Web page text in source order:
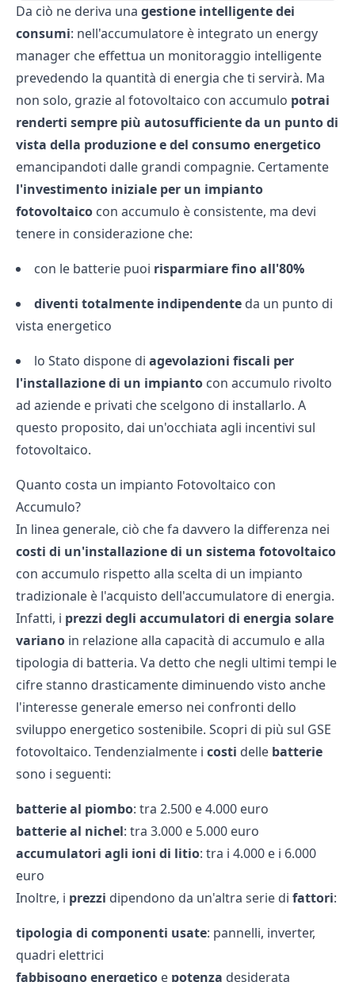
Da ciò ne deriva una gestione intelligentedei
consumi: nell'accumulatore è integrato un energy
manager che effettua un monitoraggio intelligente
prevedendo la quantità di energia che ti servirà. Ma
non solo, grazie al fotovoltaico con accumulo potrai
renderti sempre più autosufficienteda un puntodi
vista della produzioneedel consumoenergetico
emancipandoti dalle grandi compagnie. Certamente
l'investimento iniziale per un impianto
fotovoltaico con accumulo è consistente, ma devi
tenere in considerazione che:
con le batterie puoi risparmiarefinoall'80%
diventi totalmente indipendente da un punto di
vista energetico
lo Stato dispone di agevolazioni fiscali per
l'installazionedi un impianto con accumulo rivolto
ad aziende e privati che scelgono di installarlo. A
questo proposito, dai un'occhiata agli incentivi sul
fotovoltaico.
Quanto costa un impianto Fotovoltaico con
Accumulo?
In linea generale, ciò che fa davvero la differenza nei
costi di un'installazionedi un sistema fotovoltaico
con accumulo rispetto alla scelta di un impianto
tradizionale è l'acquisto dell'accumulatore di energia.
Infatti, i prezzi degli accumulatori di energia solare
variano in relazione alla capacità di accumulo e alla
tipologia di batteria. Va detto che negli ultimi tempi le
cifre stanno drasticamente diminuendo visto anche
l'interesse generale emerso nei confronti dello
sviluppo energetico sostenibile. Scopri di più sul GSE
fotovoltaico. Tendenzialmente i costi delle batterie
sono i seguenti:
batterieal piombo: tra 2.500 e 4.000 euro
batterieal nichel: tra 3.000 e 5.000 euro
accumulatori agli ioni di litio: tra i 4.000 e i 6.000
euro
Inoltre, i prezzi dipendono da un'altra serie di fattori:
tipologia di componenti usate: pannelli, inverter,
quadri elettrici
fabbisognoenergetico e potenza desiderata